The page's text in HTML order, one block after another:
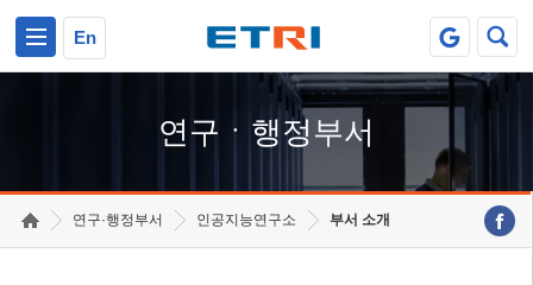
En
연구ㆍ행정부서
연구·행정부서 인공지능연구소 부서 소개